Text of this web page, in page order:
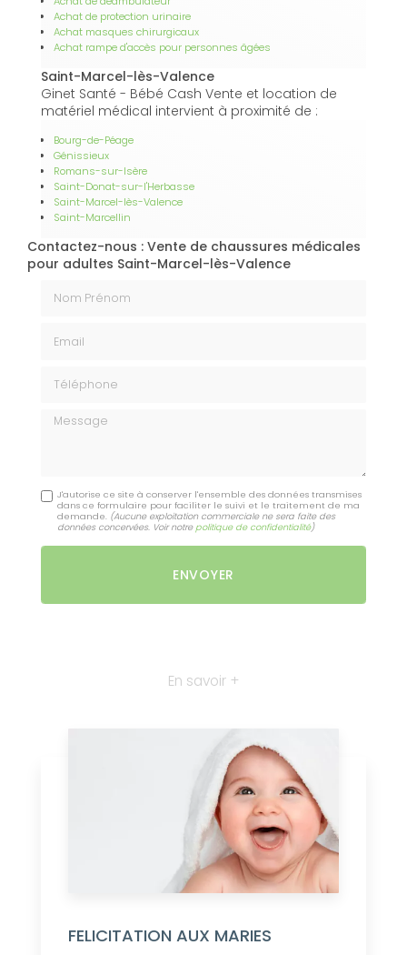
Achat de protection urinaire
Achat masques chirurgicaux
Achat rampe d'accès pour personnes âgées
Saint-Marcel-lès-Valence
Ginet Santé - Bébé Cash Vente et location de
matériel médical intervient à proximité de :
Bourg-de-Péage
Génissieux
Romans-sur-Isère
Saint-Donat-sur-l'Herbasse
Saint-Marcel-lès-Valence
Saint-Marcellin
Contactez-nous : Vente de chaussures médicales
pour adultes Saint-Marcel-lès-Valence
Message
J'autorise ce site à conserver l'ensemble des données transmises
dans ce formulaire pour faciliter le suivi et le traitement de ma
demande. (Aucune exploitation commerciale ne sera faite des
données concervées. Voir notre politique de confidentialité)
En savoir +
FELICITATION AUX MARIES